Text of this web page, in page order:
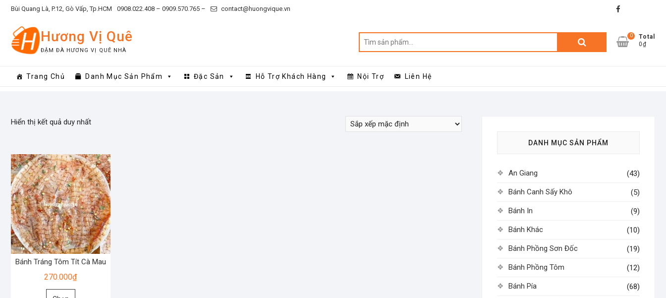
Skip
content
Bùi Quang Là, P.12, Gò Vấp, Tp.HCM 0908.022.408 – 0909.570.765 – contact@huongvique.vn facebook
Hương Vị Quê
ĐẬM ĐÀ HƯƠNG VỊ QUÊ NHÀ
0
Total
0₫
Trang Chủ Danh Mục Sản Phẩm Đặc Sản Hỗ Trợ Khách Hàng Nội Trợ Liên Hệ
Hiển thị kết quả duy nhất
Bánh Tráng Tôm Tít Cà Mau
270.000₫
Sản
DANH MỤC SẢN PHẨM
An Giang (43)
Bánh Canh Sấy Khô (5)
Bánh In (9)
Bánh Khác (10)
Bánh Phồng Sơn Đốc (19)
Bánh Phồng Tôm (12)
Bánh Pía (68)